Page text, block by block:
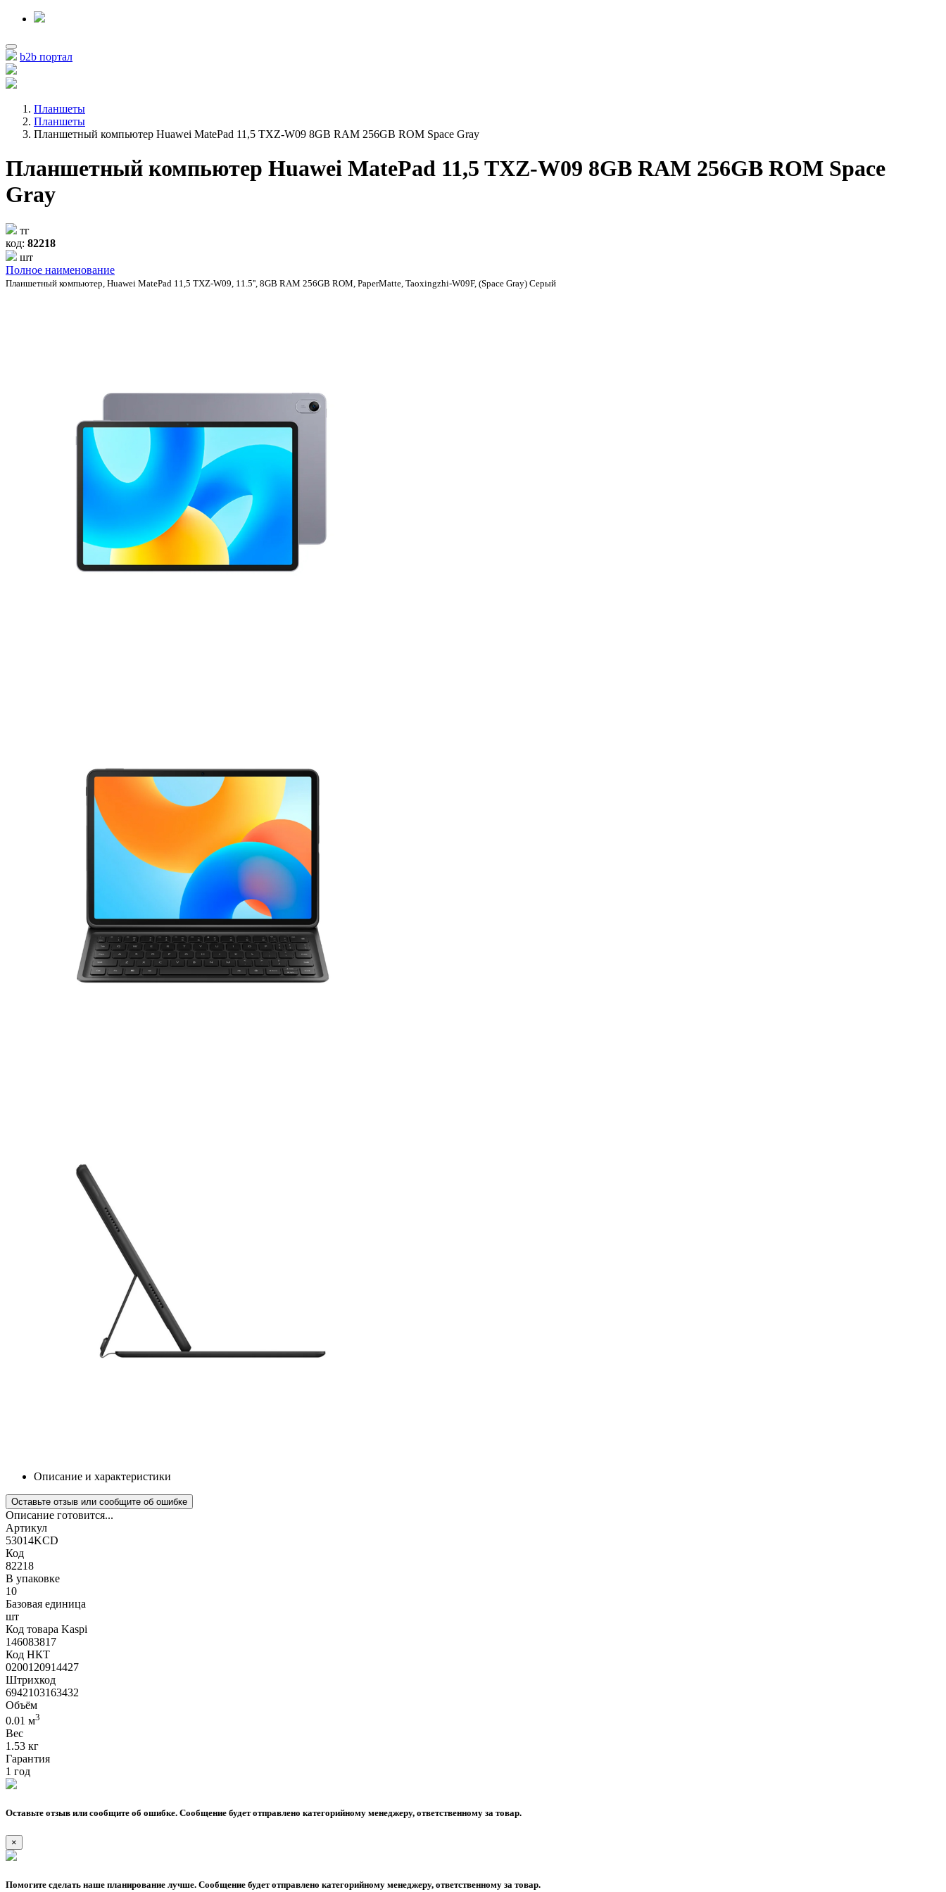
b2b портал
Планшеты
Планшеты
Планшетный компьютер Huawei MatePad 11,5 TXZ-W09 8GB RAM 256GB ROM Space Gray
Планшетный компьютер Huawei MatePad 11,5 TXZ-W09 8GB RAM 256GB ROM Space
Gray
тг
код: 82218
шт
Полное наименование
Планшетный компьютер, Huawei MatePad 11,5 TXZ-W09, 11.5'', 8GB RAM 256GB ROM, PaperMatte, Taoxingzhi-W09F, (Space Gray) Серый
Описание и характеристики
Оставьте отзыв или сообщите об ошибке
Описание готовится...
Артикул
53014KCD
Код
82218
В упаковке
10
Базовая единица
шт
Код товара Kaspi
146083817
Код НКТ
0200120914427
Штрихкод
6942103163432
Объём
0.01 м3
Вес
1.53 кг
Гарантия
1 год
Оставьте отзыв или сообщите об ошибке. Сообщение будет отправлено категорийному менеджеру, ответственному за товар.
×
Помогите сделать наше планирование лучше. Сообщение будет отправлено категорийному менеджеру, ответственному за товар.